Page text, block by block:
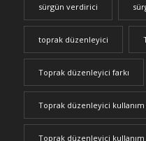
sürgün verdirici
toprak düzenleyici
Toprak düzenleyici farkı
Toprak düzenleyici kullanım
Toprak düzenleyici kullanım